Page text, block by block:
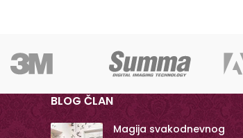
BLOG ČLAN
Magija svakodnevnog